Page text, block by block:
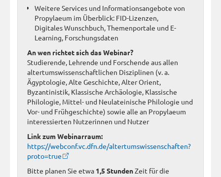
Weitere Services und Informationsangebote von
Propylaeum im Überblick: FID-Lizenzen,
Digitales Wunschbuch, Themenportale und E-
Learning, Forschungsdaten
An wen richtet sich das Webinar?
Studierende, Lehrende und Forschende aus allen
altertumswissenschaftlichen Disziplinen (v. a.
Ägyptologie, Alte Geschichte, Alter Orient,
Byzantinistik, Klassische Archäologie, Klassische
Philologie, Mittel- und Neulateinische Philologie und
Vor- und Frühgeschichte) sowie alle an Propylaeum
interessierten Nutzerinnen und Nutzer
Link zum Webinarraum:
https://webconf.vc.dfn.de/altertumswissenschaften?
proto=true
Bitte planen Sie etwa 1,5 StundenZeit für die